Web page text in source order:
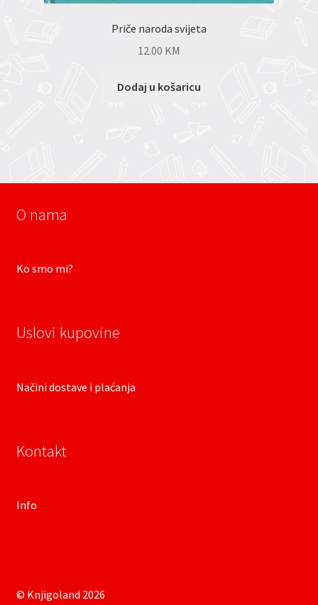
Priče naroda svijeta
12.00 KM
Dodaj u košaricu
O nama
Ko smo mi?
Uslovi kupovine
Načini dostave i plaćanja
Kontakt
Info
© Knjigoland 2026